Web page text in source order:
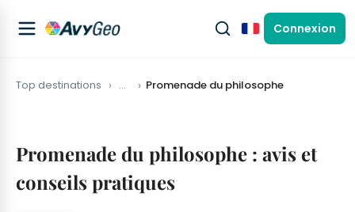
FrançaisConnexion
Top destinations … Promenade du philosophe
Promenade du philosophe : avis et
conseils pratiques